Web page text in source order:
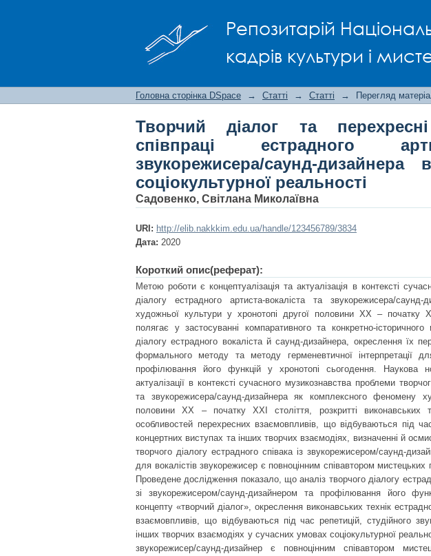
Репозитарій
кадрів культури і
Творчий діалог та перехресні
вокаліста і
соціокультурної реальності
Головна сторінка DSpace → Статті → Статті → Перегляд
Творчий діалог та
співпраці естрадного
звукорежисера/саунд-
соціокультурної реальності
Садовенко, Світлана Миколаївна
URI: http://elib.nakkkim.edu.ua/handle/123456789/3834
Дата: 2020
Короткий опис(реферат):
Метою роботи є концептуалізація та актуалізація в контексті
діалогу естрадного артиста-вокаліста та звукорежисера/
художньої культури у хронотопі другої половини ХХ – початку
полягає у застосуванні компаративного та конкретно-історичного
діалогу естрадного вокаліста й саунд-дизайнера, окреслення їх
формального методу та методу герменевтичної інтерпретації
профілювання його функцій у хронотопі сьогодення. Наукова
актуалізації в контексті сучасного музикознавства проблеми
та звукорежисера/саунд-дизайнера як комплексного феномену
половини ХХ – початку ХХІ століття, розкритті виконавських
особливостей перехресних взаємовпливів, що відбуваються під
концертних виступах та інших творчих взаємодіях, визначенні й
творчого діалогу естрадного співака із звукорежисером/саунд-
для вокалістів звукорежисер є повноцінним співавтором
Проведене дослідження показало, що аналіз творчого діалогу
зі звукорежисером/саунд-дизайнером та профілювання його
концепту «творчий діалог», окреслення виконавських технік
взаємовпливів, що відбуваються під час репетицій, студійного
інших творчих взаємодіях у сучасних умовах соціокультурної
звукорежисер/саунд-дизайнер є повноцінним співавтором